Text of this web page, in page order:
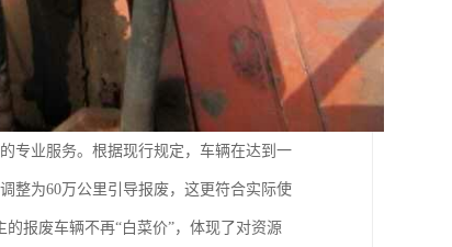
专业服务。根据现行规定，车辆在达到一
整为60万公里引导报废，这更符合实际使
报废车辆不再“白菜价”，体现了对资源